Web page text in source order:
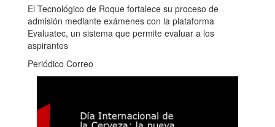
El Tecnológico de Roque fortalece su proceso de
admisión mediante exámenes con la plataforma
Evaluatec, un sistema que permite evaluar a los
aspirantes
Periódico Correo